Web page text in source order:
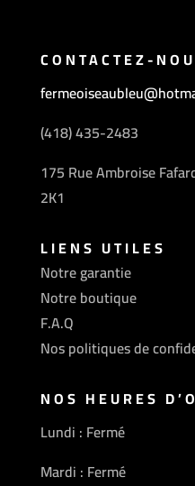
CONTACTEZ-
(418) 435-2483
175 Rue Ambroise
2K1
LIENS UTILES
Notre garantie
Notre boutique
F.A.Q
Nos politiques de
NOS HEURES
Lundi : Fermé
Mardi : Fermé